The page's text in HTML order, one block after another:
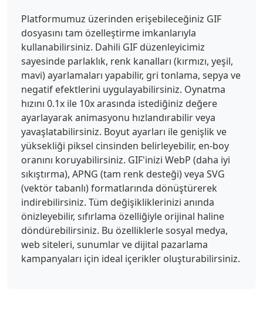
Platformumuz üzerinden erişebileceğiniz GIF
dosyasını tam özelleştirme imkanlarıyla
kullanabilirsiniz. Dahili GIF düzenleyicimiz
sayesinde parlaklık, renk kanalları (kırmızı, yeşil,
mavi) ayarlamaları yapabilir, gri tonlama, sepya ve
negatif efektlerini uygulayabilirsiniz. Oynatma
hızını 0.1x ile 10x arasında istediğiniz değere
ayarlayarak animasyonu hızlandırabilir veya
yavaşlatabilirsiniz. Boyut ayarları ile genişlik ve
yüksekliği piksel cinsinden belirleyebilir, en-boy
oranını koruyabilirsiniz. GIF'inizi WebP (daha iyi
sıkıştırma), APNG (tam renk desteği) veya SVG
(vektör tabanlı) formatlarında dönüştürerek
indirebilirsiniz. Tüm değişikliklerinizi anında
önizleyebilir, sıfırlama özelliğiyle orijinal haline
döndürebilirsiniz. Bu özelliklerle sosyal medya,
web siteleri, sunumlar ve dijital pazarlama
kampanyaları için ideal içerikler oluşturabilirsiniz.